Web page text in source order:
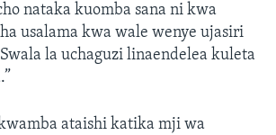
nataka kuomba sana ni kwa
usalama kwa wale wenye ujasiri
la uchaguzi linaendelea kuleta
ataishi katika mji wa